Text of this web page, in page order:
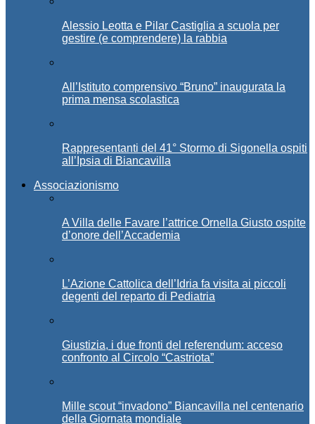
Alessio Leotta e Pilar Castiglia a scuola per
gestire (e comprendere) la rabbia
All’Istituto comprensivo “Bruno” inaugurata la
prima mensa scolastica
Rappresentanti del 41° Stormo di Sigonella ospiti
all’Ipsia di Biancavilla
Associazionismo
A Villa delle Favare l’attrice Ornella Giusto ospite
d’onore dell’Accademia
L’Azione Cattolica dell’Idria fa visita ai piccoli
degenti del reparto di Pediatria
Giustizia, i due fronti del referendum: acceso
confronto al Circolo “Castriota”
Mille scout “invadono” Biancavilla nel centenario
della Giornata mondiale